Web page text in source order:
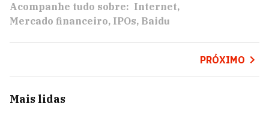
Acompanhe tudo sobre: Internet
Mercado financeiro IPOs Baidu
PRÓXIMO
Mais lidas